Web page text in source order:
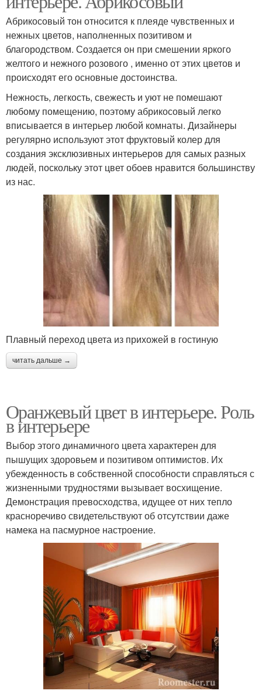
Абрикосовый тон относится к плеяде чувственных и
нежных цветов, наполненных позитивом и
благородством. Создается он при смешении яркого
желтого и нежного розового , именно от этих цветов и
происходят его основные достоинства.
Нежность, легкость, свежесть и уют не помешают
любому помещению, поэтому абрикосовый легко
вписывается в интерьер любой комнаты. Дизайнеры
регулярно используют этот фруктовый колер для
создания эксклюзивных интерьеров для самых разных
людей, поскольку этот цвет обоев нравится большинству
из нас.
Плавный переход цвета из прихожей в гостиную
читать дальше →
Оранжевый цвет в интерьере. Роль
в интерьере
Выбор этого динамичного цвета характерен для
пышущих здоровьем и позитивом оптимистов. Их
убежденность в собственной способности справляться с
жизненными трудностями вызывает восхищение.
Демонстрация превосходства, идущее от них тепло
красноречиво свидетельствуют об отсутствии даже
намека на пасмурное настроение.